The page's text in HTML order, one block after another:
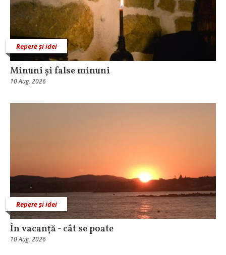
Repere și idei
Minuni și false minuni
10 Aug, 2026
Repere și idei
În vacanță - cât se poate
10 Aug, 2026